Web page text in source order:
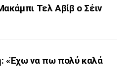
Τελ Αβίβ ο Σέιν
«Έχω να πω πολύ καλά